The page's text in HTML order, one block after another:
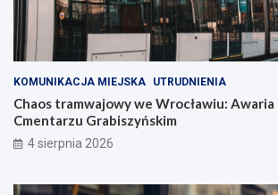
KOMUNIKACJA MIEJSKA UTRUDNIENIA
Chaos tramwajowy we Wrocławiu:
Cmentarzu Grabiszyńskim
4 sierpnia 2026